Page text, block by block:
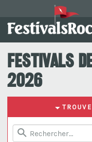
Festivals
2026